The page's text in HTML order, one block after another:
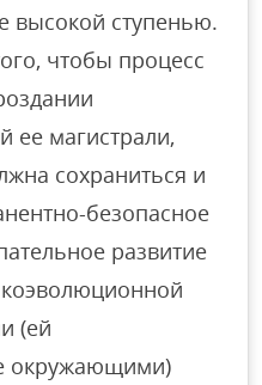
высокой ступенью.
чтобы процесс
ее магистрали,
сохраниться и
безопасное
развитие
(ей
окружающими)